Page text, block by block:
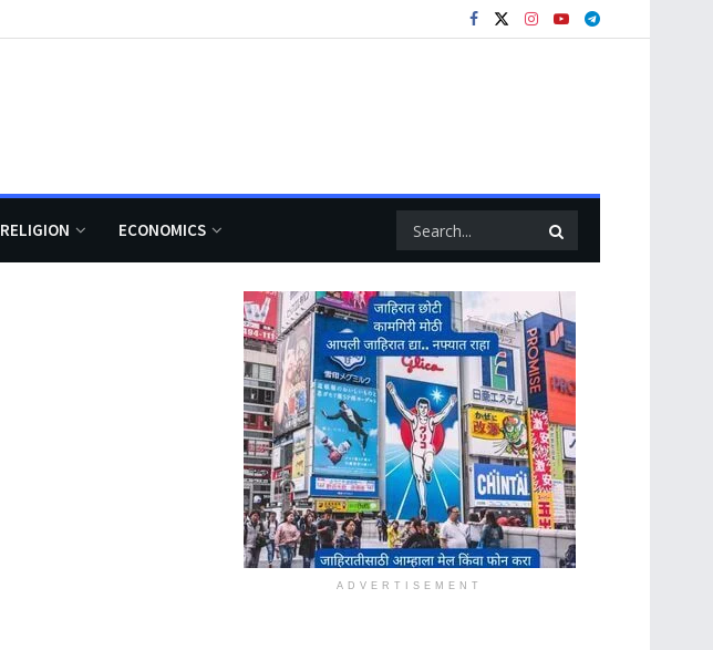
RELIGION ECONOMICS
ADVERTISEMENT